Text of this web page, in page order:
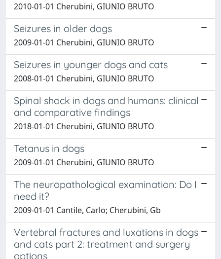
2010-01-01 Cherubini, GIUNIO BRUTO
Seizures in older dogs
2009-01-01 Cherubini, GIUNIO BRUTO
Seizures in younger dogs and cats
2008-01-01 Cherubini, GIUNIO BRUTO
Spinal shock in dogs and humans: clinical
and comparative findings
2018-01-01 Cherubini, GIUNIO BRUTO
Tetanus in dogs
2009-01-01 Cherubini, GIUNIO BRUTO
The neuropathological examination: Do I
need it?
2009-01-01 Cantile, Carlo; Cherubini, Gb
Vertebral fractures and luxations in dogs
and cats part 2: treatment and surgery
options